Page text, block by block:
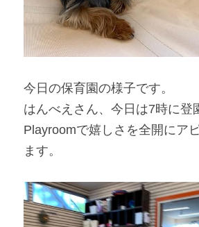
今日の保育園の様子です。
はんべえさん、今日は7時に登
Playroomで嬉しさを全開にア
ます。